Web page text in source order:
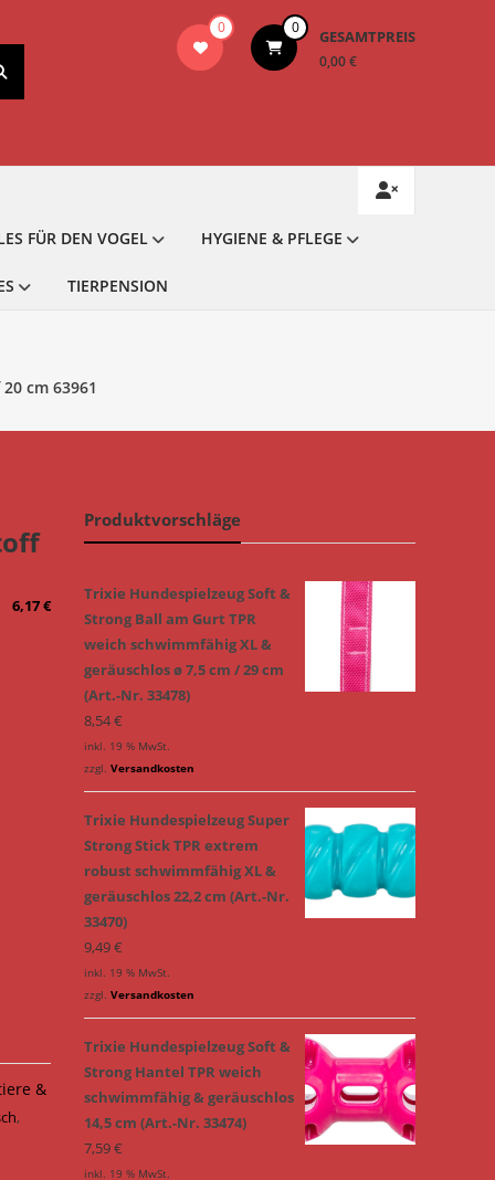
0 0 GESAMTPREIS
0,00 €
FÜR DEN VOGEL HYGIENE & PFLEGE
TIERPENSION
cm 63961
6,17€
&
,
Produktvorschläge
Trixie Hundespielzeug Soft &
Strong Ball am Gurt TPR
weich schwimmfähig XL &
geräuschlos ø 7,5 cm / 29 cm
(Art.-Nr. 33478)
8,54€
inkl. 19 % MwSt.
zzgl. Versandkosten
Trixie Hundespielzeug Super
Strong Stick TPR extrem
robust schwimmfähig XL &
geräuschlos 22,2 cm (Art.-Nr.
33470)
9,49€
inkl. 19 % MwSt.
zzgl. Versandkosten
Trixie Hundespielzeug Soft &
Strong Hantel TPR weich
schwimmfähig & geräuschlos
14,5 cm (Art.-Nr. 33474)
7,59€
inkl. 19 % MwSt.